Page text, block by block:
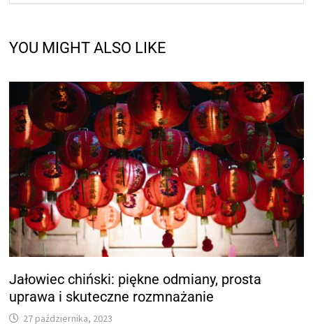
YOU MIGHT ALSO LIKE
Jałowiec chiński: piękne odmiany, prosta
uprawa i skuteczne rozmnażanie
27 października, 2023